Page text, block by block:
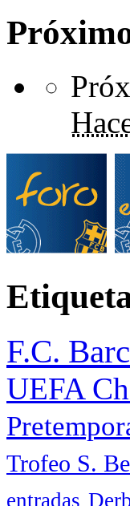
F.C.
UEFA
Trofeo S.
entradas